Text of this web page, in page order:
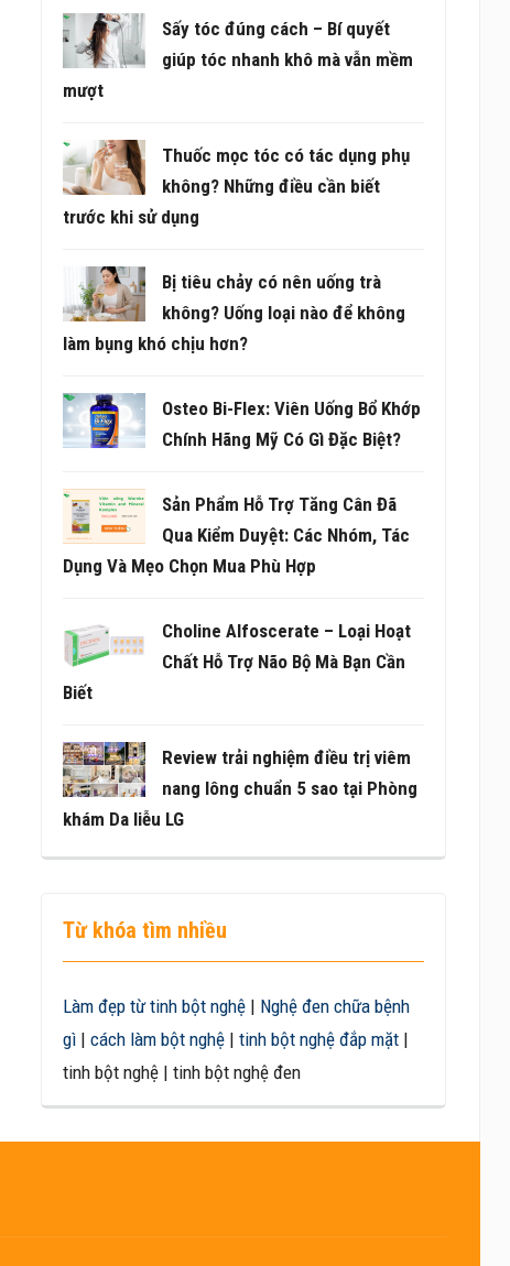
Sấy tóc đúng cách – Bí quyết
giúp tóc nhanh khô mà vẫn mềm
mượt
Thuốc mọc tóc có tác dụng phụ
không? Những điều cần biết
trước khi sử dụng
Bị tiêu chảy có nên uống trà
không? Uống loại nào để không
làm bụng khó chịu hơn?
Osteo Bi-Flex: Viên Uống Bổ Khớp
Chính Hãng Mỹ Có Gì Đặc Biệt?
Sản Phẩm Hỗ Trợ Tăng Cân Đã
Qua Kiểm Duyệt: Các Nhóm, Tác
Dụng Và Mẹo Chọn Mua Phù Hợp
Choline Alfoscerate – Loại Hoạt
Chất Hỗ Trợ Não Bộ Mà Bạn Cần
Biết
Review trải nghiệm điều trị viêm
nang lông chuẩn 5 sao tại Phòng
khám Da liễu LG
Từ khóa tìm nhiều
Làm đẹp từ tinh bột nghệ| Nghệ đen chữa bệnh
gì| cách làm bột nghệ| tinh bột nghệ đắp mặt|
tinh bột nghệ | tinh bột nghệ đen